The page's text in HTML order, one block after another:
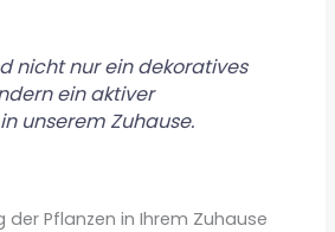
nicht nur ein dekoratives
ein aktiver
unserem Zuhause.
der Pflanzen in Ihrem Zuhause